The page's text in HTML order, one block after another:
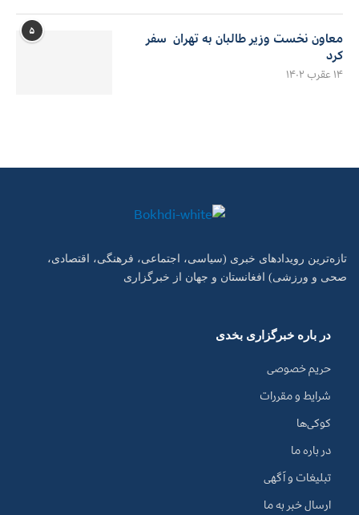
۵
معاون نخست وزیر طالبان به تهران سفر
کرد
۱۴ عقرب ۱۴۰۲
تازه‌ترین رویدادهای خبری (سیاسی، اجتماعی، فرهنگی، اقتصادی،
صحی و ورزشی) افغانستان و جهان از خبرگزاری
در باره خبرگزاری بخدی
حریم خصوصی
شرایط و مقررات
کوکی‌ها
در باره ما
تبلیغات و آگهی
ارسال خبر به ما